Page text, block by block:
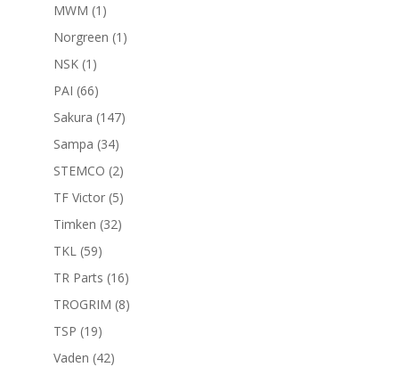
MWM 1 1
producto
Norgreen 1 1
NSK 1 1
producto
PAI 6666
productos
Sakura 147147
Sampa 3434
productos
STEMCO 22
productos
TF Victor 55
productos
Timken 3232
TKL 5959
productos
TR Parts 1616
productos
TROGRIM 88
TSP 1919
productos
Vaden 4242